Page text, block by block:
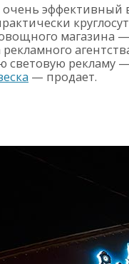
эффективный
магазина —
световую рекламу
— продает.